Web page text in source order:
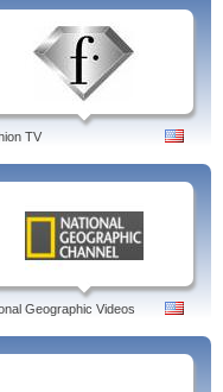
TV
Geographic Videos